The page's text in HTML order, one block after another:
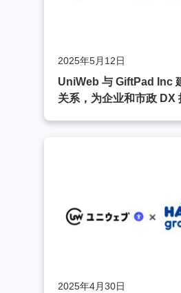
2025年5月12日
UniWeb 与 GiftPad Inc
关系，为企业和市政 DX
2025年4月30日